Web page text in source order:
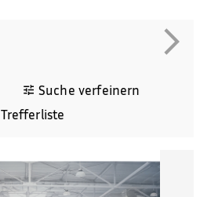
Suche verfeinern
Trefferliste